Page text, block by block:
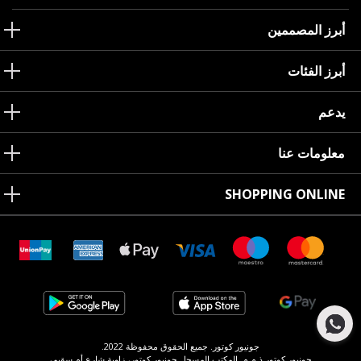
أبرز المصممين
أبرز الفئات
يدعم
معلومات عنا
SHOPPING ONLINE
جونيور كوتور. جميع الحقوق محفوظة 2022.